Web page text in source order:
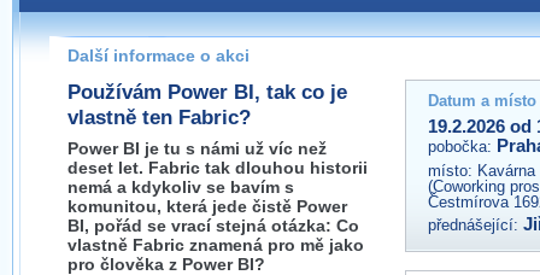
Pokud máte jakýkoliv dotaz na organizátory této akce,
prosím neváhejte nás kontaktovat na e-mailu:
praha@wug.cz
Další informace o akci
Používám Power BI, tak co je
vlastně ten Fabric?
Power BI je tu s námi už víc než
deset let. Fabric tak dlouhou historii
nemá a kdykoliv se bavím s
komunitou, která jede čistě Power
BI, pořád se vrací stejná otázka: Co
vlastně Fabric znamená pro mě jako
pro člověka z Power BI?
Datum a
19.2.2026 od
pobočka:
místo:
(Coworking
Čestmírova
přednášející: